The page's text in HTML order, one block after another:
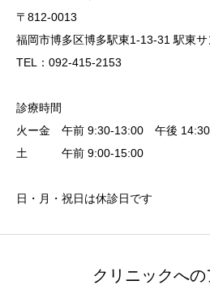
〒812-0013
福岡市博多区博多駅東1-13-31 駅東
TEL：092-415-2153
診療時間
火ー金 午前 9:30-13:00 午後
土 午前 9:00-15:00
日・月・祝日は休診日です
クリニックへの